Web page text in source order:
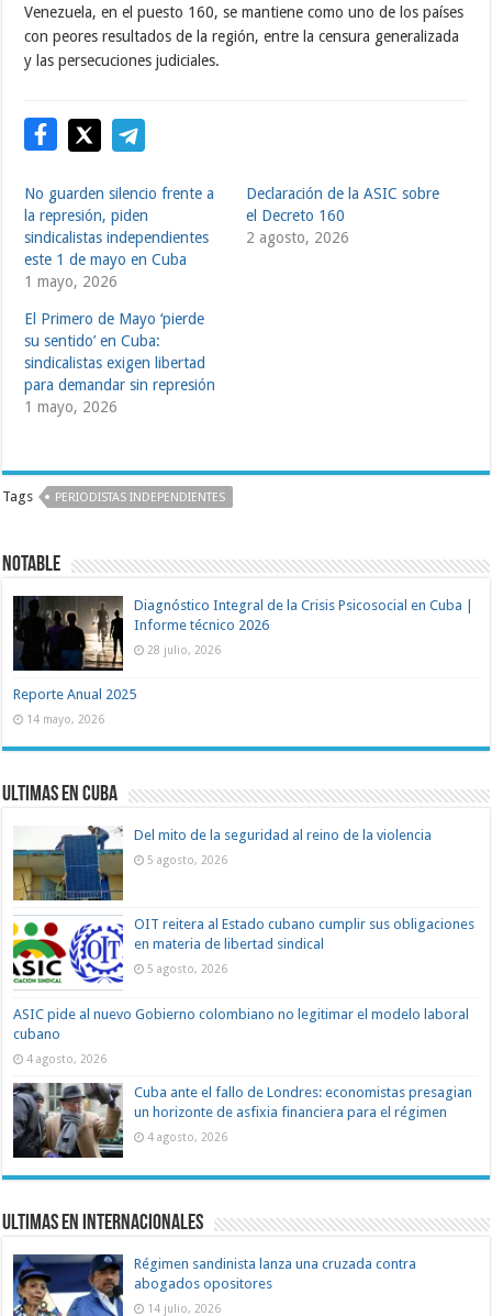
Venezuela, en el puesto 160, se mantiene como uno de los países
con peores resultados de la región, entre la censura generalizada
y las persecuciones judiciales.
No guarden silencio frente a
la represión, piden
sindicalistas independientes
este 1 de mayo en Cuba
1 mayo, 2026
Declaración de la ASIC sobre
el Decreto 160
2 agosto, 2026
El Primero de Mayo ‘pierde
su sentido’ en Cuba:
sindicalistas exigen libertad
para demandar sin represión
1 mayo, 2026
Tags PERIODISTAS INDEPENDIENTES
Notable
Diagnóstico Integral de la Crisis Psicosocial en Cuba |
Informe técnico 2026
28 julio, 2026
Reporte Anual 2025
14 mayo, 2026
Ultimas en Cuba
Del mito de la seguridad al reino de la violencia
5 agosto, 2026
OIT reitera al Estado cubano cumplir sus obligaciones
en materia de libertad sindical
5 agosto, 2026
ASIC pide al nuevo Gobierno colombiano no legitimar el modelo laboral
cubano
4 agosto, 2026
Cuba ante el fallo de Londres: economistas presagian
un horizonte de asfixia financiera para el régimen
4 agosto, 2026
Ultimas en Internacionales
Régimen sandinista lanza una cruzada contra
abogados opositores
14 julio, 2026